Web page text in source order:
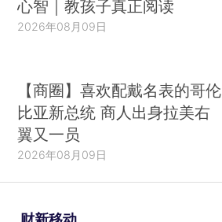
心智｜教孩子真正阅读
2026年08月09日
【商圈】喜欢配戴名表的哥伦
比亚新总统 商人出身拉美右
翼又一员
2026年08月09日